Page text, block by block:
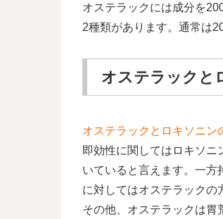
オステラックには成分を
2種類があります。通常は
オステラックと
オステラックとロキソニン
即効性に関してはロキソ
いていると言えます。一方
に対してはオステラックの
その他、オステラックは胃